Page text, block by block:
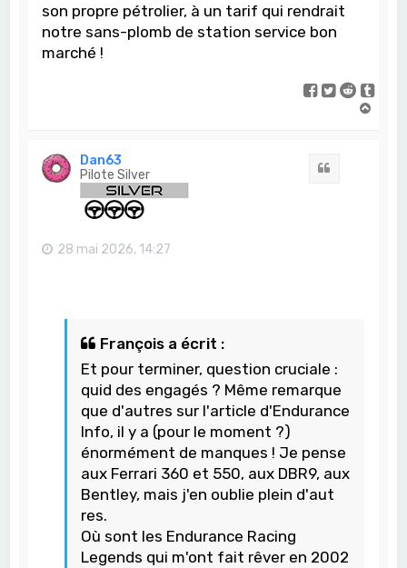
son propre pétrolier, à un tarif qui rendrait
notre sans-plomb de station service bon
marché !
Dan63
Pilote Silver
28 mai 2026, 14:27
François a écrit :
Et pour terminer, question cruciale :
quid des engagés ? Même remarque
que d'autres sur l'article d'Endurance
Info, il y a (pour le moment ?)
énormément de manques ! Je pense
aux Ferrari 360 et 550, aux DBR9, aux
Bentley, mais j'en oublie plein d'aut
res.
Où sont les Endurance Racing
Legends qui m'ont fait rêver en 2002